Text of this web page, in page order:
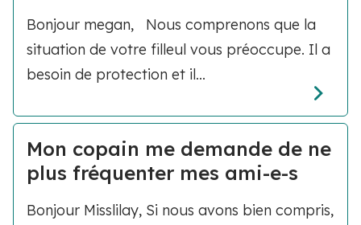
Bonjour megan, Nous comprenons que la
situation de votre filleul vous préoccupe. Il a
besoin de protection et il...
Mon copain me demande de ne
plus fréquenter mes ami-e-s
Bonjour Misslilay, Si nous avons bien compris,